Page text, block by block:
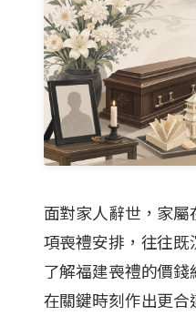
面對家人辭世，家
項喪禮安排，往往
了解福建喪禮的價
在關鍵時刻作出更